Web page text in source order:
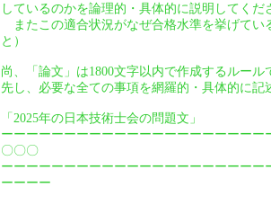
しているのかを論理的・具体的に説明してくだ
またこの適合状況がなぜ合格水準を挙げてい
と）
尚、「論文」は1800文字以内で作成するルー
先し、必要な全ての事項を網羅的・具体的に記
「2025年の日本技術士会の問題文」
ーーーーーーーーーーーーーーーーーーーー
〇〇〇
ーーーーーーーーーーーーーーーーーーーー
ーーーー